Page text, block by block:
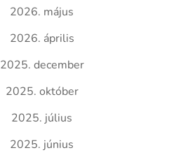
2026. május
2026. április
2025. december
2025. október
2025. július
2025. június